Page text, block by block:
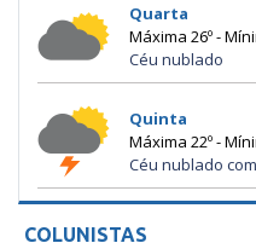
Quarta
Máxima 26º -
Céu nublado
Quinta
Máxima 22º -
Céu nublado
COLUNISTAS